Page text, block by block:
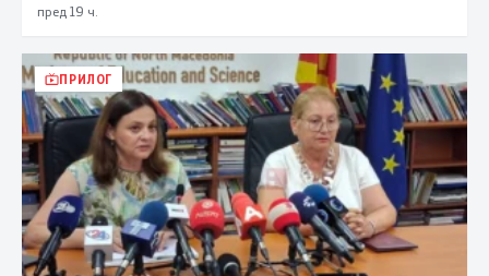
пред 19 ч.
ПРИЛОГ